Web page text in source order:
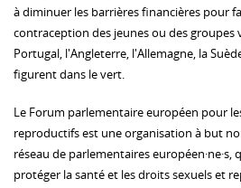
à diminuer les barrières financières pour
contraception des jeunes ou des groupes
Portugal, l'Angleterre, l'Allemagne, la
figurent dans le vert.
Le Forum parlementaire européen pour
reproductifs est une organisation à but
réseau de parlementaires européen·ne·s,
protéger la santé et les droits sexuels et